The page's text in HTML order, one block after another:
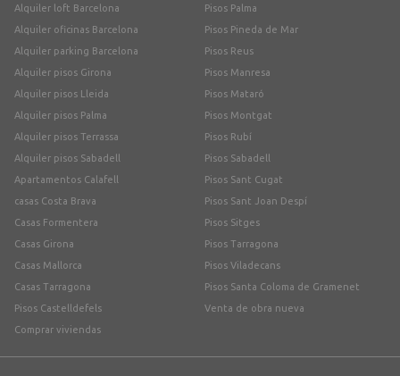
Alquiler loft Barcelona
Alquiler oficinas Barcelona
Alquiler parking Barcelona
Alquiler pisos Girona
Alquiler pisos Lleida
Alquiler pisos Palma
Alquiler pisos Terrassa
Alquiler pisos Sabadell
Apartamentos Calafell
casas Costa Brava
Casas Formentera
Casas Girona
Casas Mallorca
Casas Tarragona
Pisos Castelldefels
Comprar viviendas
Pisos Palma
Pisos Pineda de Mar
Pisos Reus
Pisos Manresa
Pisos Mataró
Pisos Montgat
Pisos Rubí
Pisos Sabadell
Pisos Sant Cugat
Pisos Sant Joan Despí
Pisos Sitges
Pisos Tarragona
Pisos Viladecans
Pisos Santa Coloma de Gramenet
Venta de obra nueva